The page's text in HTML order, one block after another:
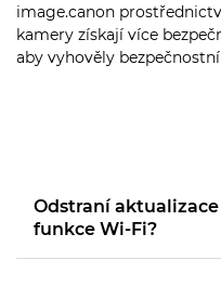
image.canon
kamery získají více
aby vyhověly
Odstraní
funkce Wi-Fi?